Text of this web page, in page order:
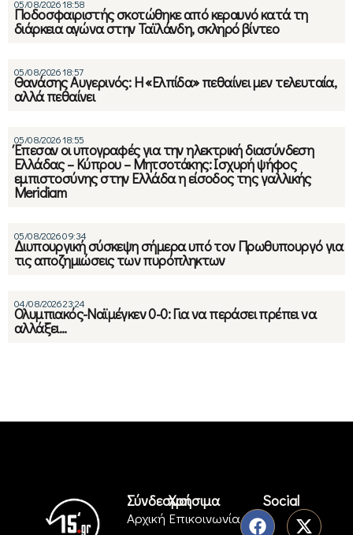
05/08/2026 18:58
Ποδοσφαιριστής σκοτώθηκε από κεραυνό κατά τη
διάρκεια αγώνα στην Ταϊλάνδη, σκληρό βίντεο
05/08/2026 18:57
Θανάσης Αυγερινός: Η «Ελπίδα» πεθαίνει μεν τελευταία,
αλλά πεθαίνει
05/08/2026 18:55
Έπεσαν οι υπογραφές για την ηλεκτρική διασύνδεση
Ελλάδας – Κύπρου – Μητσοτάκης: Ισχυρή ψήφος
εμπιστοσύνης στην Ελλάδα η είσοδος της γαλλικής
Meridiam
05/08/2026 09:34
Διυπουργική σύσκεψη σήμερα υπό τον Πρωθυπουργό για
τις αποζημιώσεις των πυρόπληκτων
04/08/2026 23:24
Ολυμπιακός-Ναϊμέγκεν 0-0: Για να περάσει πρέπει να
αλλάξει…
Σύνδεσμοι
Αρχική
Χρήσιμα
Επικοινωνία
Social